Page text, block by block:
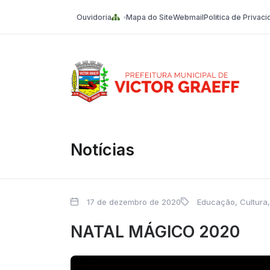
Ouvidoria Mapa do SiteWebmailPolitica de
Notícias
17 de dezembro de 2020 Educação,
NATAL MÁGICO 2020